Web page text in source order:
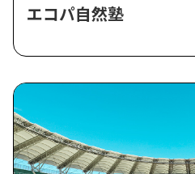
エコパ自然塾